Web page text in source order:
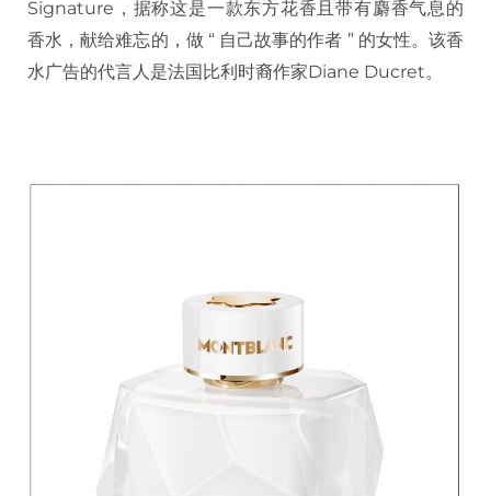
Signature，据称这是一款东方花香且带有麝香气息的
香水，献给难忘的，做 “ 自己故事的作者 ” 的女性。该香
水广告的代言人是法国比利时裔作家Diane Ducret。